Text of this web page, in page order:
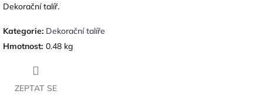
Dekorační talíř.
Kategorie: Dekorační talíře
Hmotnost: 0.48 kg
ZEPTAT SE